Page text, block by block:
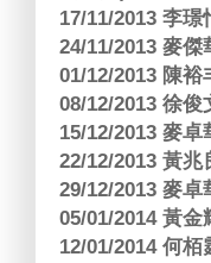
17/11/2013 李
24/11/2013 麥
01/12/2013 陳
08/12/2013 徐
15/12/2013 麥
22/12/2013 黃
29/12/2013 麥
05/01/2014 黃
12/01/2014 何